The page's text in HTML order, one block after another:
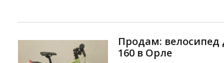
Продам: велосипед
160 в Орле